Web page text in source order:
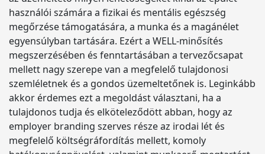
használói számára a fizikai és mentális egészség
megőrzése támogatására, a munka és a magánélet
egyensúlyban tartására. Ezért a WELL-minősítés
megszerzésében és fenntartásában a tervezőcsapat
mellett nagy szerepe van a megfelelő tulajdonosi
szemléletnek és a gondos üzemeltetőnek is. Leginkább
akkor érdemes ezt a megoldást választani, ha a
tulajdonos tudja és elköteleződött abban, hogy az
employer branding szerves része az irodai lét és
megfelelő költségráfordítás mellett, komoly